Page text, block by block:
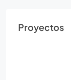
Proyectos